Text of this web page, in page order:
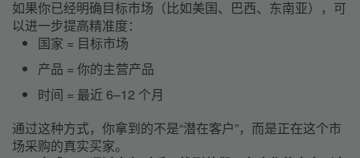
如果你已经明确目标市场（比如美国、巴西、东南亚），可
以进一步提高精准度：
国家 = 目标市场
产品 = 你的主营产品
时间 = 最近 6–12 个月
通过这种方式，你拿到的不是“潜在客户”，而是正在这个市
场采购的真实买家。